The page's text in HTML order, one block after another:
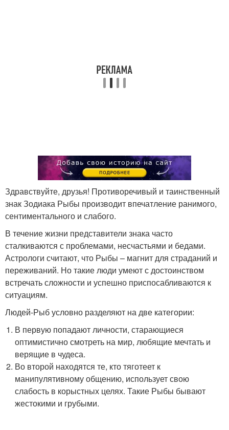
Здравствуйте, друзья! Противоречивый и таинственный
знак Зодиака Рыбы производит впечатление ранимого,
сентиментального и слабого.
В течение жизни представители знака часто
сталкиваются с проблемами, несчастьями и бедами.
Астрологи считают, что Рыбы – магнит для страданий и
переживаний. Но такие люди умеют с достоинством
встречать сложности и успешно приспосабливаются к
ситуациям.
Людей-Рыб условно разделяют на две категории:
В первую попадают личности, старающиеся
оптимистично смотреть на мир, любящие мечтать и
верящие в чудеса.
Во второй находятся те, кто тяготеет к
манипулятивному общению, использует свою
слабость в корыстных целях. Такие Рыбы бывают
жестокими и грубыми.